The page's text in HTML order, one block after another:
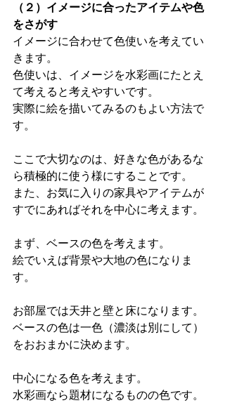
（２）イメージに合ったアイテムや色
をさがす
イメージに合わせて色使いを考えてい
きます。
色使いは、イメージを水彩画にたとえ
て考えると考えやすいです。
実際に絵を描いてみるのもよい方法で
す。
ここで大切なのは、好きな色があるな
ら積極的に使う様にすることです。
また、お気に入りの家具やアイテムが
すでにあればそれを中心に考えます。
まず、ベースの色を考えます。
絵でいえば背景や大地の色になりま
す。
お部屋では天井と壁と床になります。
ベースの色は一色（濃淡は別にして）
をおおまかに決めます。
中心になる色を考えます。
水彩画なら題材になるものの色です。